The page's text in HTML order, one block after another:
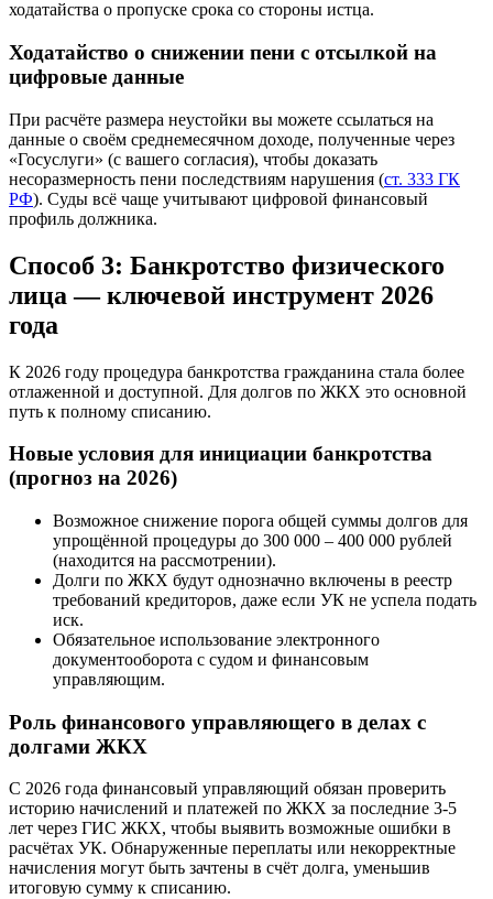
ходатайства о пропуске срока со стороны истца.
Ходатайство о снижении пени с отсылкой на
цифровые данные
При расчёте размера неустойки вы можете ссылаться на
данные о своём среднемесячном доходе, полученные через
«Госуслуги» (с вашего согласия), чтобы доказать
несоразмерность пени последствиям нарушения (ст. 333 ГК
РФ). Суды всё чаще учитывают цифровой финансовый
профиль должника.
Способ 3: Банкротство физического
лица — ключевой инструмент 2026
года
К 2026 году процедура банкротства гражданина стала более
отлаженной и доступной. Для долгов по ЖКХ это основной
путь к полному списанию.
Новые условия для инициации банкротства
(прогноз на 2026)
Возможное снижение порога общей суммы долгов для
упрощённой процедуры до 300 000 – 400 000 рублей
(находится на рассмотрении).
Долги по ЖКХ будут однозначно включены в реестр
требований кредиторов, даже если УК не успела подать
иск.
Обязательное использование электронного
документооборота с судом и финансовым
управляющим.
Роль финансового управляющего в делах с
долгами ЖКХ
С 2026 года финансовый управляющий обязан проверить
историю начислений и платежей по ЖКХ за последние 3-5
лет через ГИС ЖКХ, чтобы выявить возможные ошибки в
расчётах УК. Обнаруженные переплаты или некорректные
начисления могут быть зачтены в счёт долга, уменьшив
итоговую сумму к списанию.